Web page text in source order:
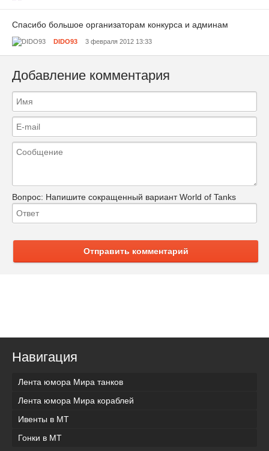
Спасибо большое организаторам конкурса и админам
DIDO93 3 февраля 2012 13:33
Добавление комментария
Вопрос: Напишите сокращенный вариант World of Tanks
Отправить комментарий
Навигация
Лента юмора Мира танков
Лента юмора Мира кораблей
Ивенты в МТ
Гонки в МТ